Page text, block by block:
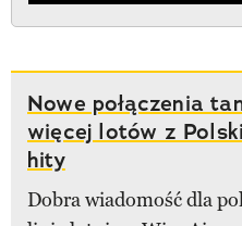
Nowe połączenia
więcej lotów z
hity
Dobra wiadomość dla